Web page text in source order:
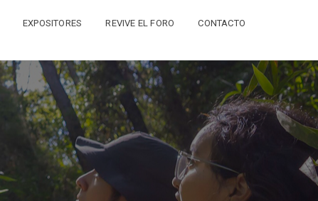
EXPOSITORES REVIVE EL FORO CONTACTO